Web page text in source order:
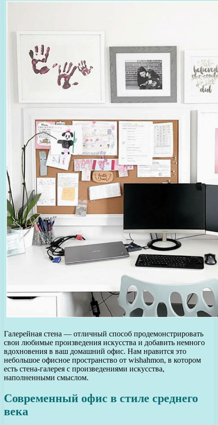
Галерейная стена — отличный способ продемонстрировать
свои любимые произведения искусства и добавить немного
вдохновения в ваш домашний офис. Нам нравится это
небольшое офисное пространство от wishahmon, в котором
есть стена-галерея с произведениями искусства,
наполненными смыслом.
Современный офис в стиле среднего
века